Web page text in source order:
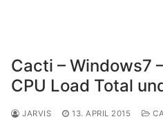
Cacti – Windows7
CPU Load Total
JARVIS 13. APRIL 2015